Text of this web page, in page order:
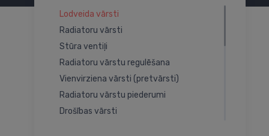
Lodveida vārsti
Radiatoru vārsti
Stūra ventiļi
Radiatoru vārstu regulēšana
Vienvirziena vārsti (pretvārsti)
Radiatoru vārstu piederumi
Drošības vārsti